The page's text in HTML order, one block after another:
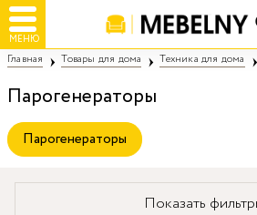
МЕНЮ
Главная Товары для дома Техника для дома
Парогенераторы
Парогенераторы
Показать